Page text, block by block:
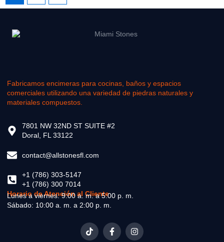
Fabricamos encimeras para cocinas, baños y espacios
comerciales utilizando una variedad de piedras naturales y
materiales compuestos.
7801 NW 32ND ST SUITE #2
Doral, FL 33122
contact@allstonesfl.com
+1 (786) 303-5147
+1 (786) 300 7014
Horario de Atención al Cliente
Lunes a viernes: 9:00 a. m. a 5:00 p. m.
Sábado: 10:00 a. m. a 2:00 p. m.
T
i
F
a
n